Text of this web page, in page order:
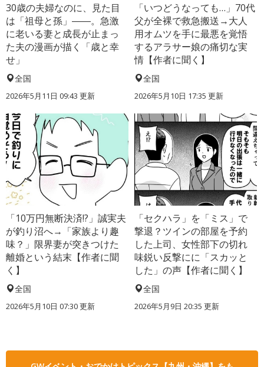
30歳の夫婦なのに、見た目
は「祖母と孫」――。急激
に老いる妻と成長が止まっ
た夫の漫画が描く「歳と幸
せ」
全国
2026年5月11日 09:43 更新
「いつどうなっても…」70代
父が全裸で救急搬送→大人
用オムツを手に最悪を覚悟
するアラサー娘の痛切な実
情【作者に聞く】
全国
2026年5月10日 17:35 更新
「10万円無断決済!?」誠実夫
が釣り沼へ→「家族より趣
味？」限界妻が突きつけた
離婚という結末【作者に聞
く】
全国
2026年5月10日 07:30 更新
「セクハラ」を「ミス」で
撃退？ツインの部屋を予約
した上司、女性部下の切れ
味鋭い反撃にに「スカッと
した」の声【作者に聞く】
全国
2026年5月9日 20:35 更新